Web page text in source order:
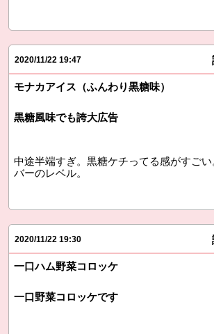
2020/11/22 19:47
モナカアイス（ふんわり黒糖味）
黒糖風味でも誇大広告
中途半端すぎ。黒糖ケチってる感がすご
バーのレベル。
2020/11/22 19:30
一口ハム野菜コロッケ
一口野菜コロッケです